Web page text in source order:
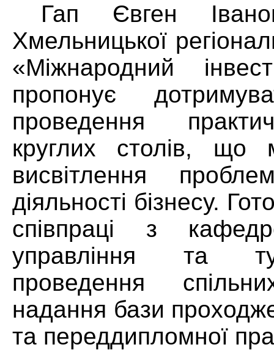
Гап Євген
Хмельницької
«Міжнародний
пропонує
проведення
круглих столів, що
висвітлення
діяльності бізнесу.
співпраці з
управління та
проведення
надання бази
та переддипломної